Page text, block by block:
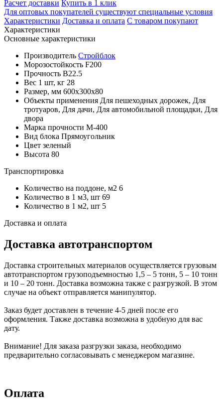
Расчет доставки Купить в 1 клик
Для оптовых покупателей существуют специальные условия
Характеристики Доставка и оплата С товаром покупают
Характеристики
Основные характеристики
Производитель Стройблок
Морозостойкость F200
Прочность B22.5
Вес 1 шт, кг 28
Размер, мм 600x300x80
Объекты применения Для пешеходных дорожек, Для
тротуаров, Для дачи, Для автомобильной площадки, Для
двора
Марка прочности М-400
Вид блока Прямоугольник
Цвет зеленый
Высота 80
Транспортировка
Количество на поддоне, м2 6
Количество в 1 м3, шт 69
Количество в 1 м2, шт 5
Доставка и оплата
Доставка автотранспортом
Доставка строительных материалов осуществляется грузовым
автотранспортом грузоподъемностью 1,5 – 5 тонн, 5 – 10 тонн
и 10 – 20 тонн. Доставка возможна также с разгрузкой. В этом
случае на объект отправляется манипулятор.
Заказ будет доставлен в течение 4-5 дней после его
оформления. Также доставка возможна в удобную для вас
дату.
Внимание! Для заказа разгрузки заказа, необходимо
предварительно согласовывать с менеджером магазине.
Оплата